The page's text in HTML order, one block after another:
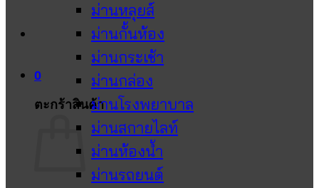
0
ตะกร้าสินค้า
ม่านหลุยส์
ม่านกั้นห้อง
ม่านกระเช้า
ม่านกล่อง
ม่านโรงพยาบาล
ม่านสกายไลท์
ม่านห้องน้ำ
ม่านรถยนต์